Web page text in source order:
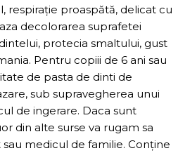
respirație proaspătă, delicat cu
decolorarea suprafetei
protecia smaltului, gust
Pentru copiii de 6 ani sau
de pasta de dinti de
sub supravegherea unui
de ingerare. Daca sunt
din alte surse va rugam sa
medicul de familie. Conține